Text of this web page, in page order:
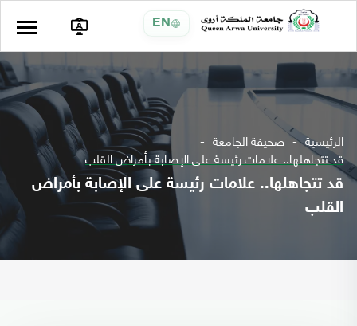
EN
الرئيسية صحيفة الجامعة
قد تتجاهلها.. علامات رئيسة على الإصابة بأمراض القلب
قد تتجاهلها.. علامات رئيسة على الإصابة بأمراض
القلب